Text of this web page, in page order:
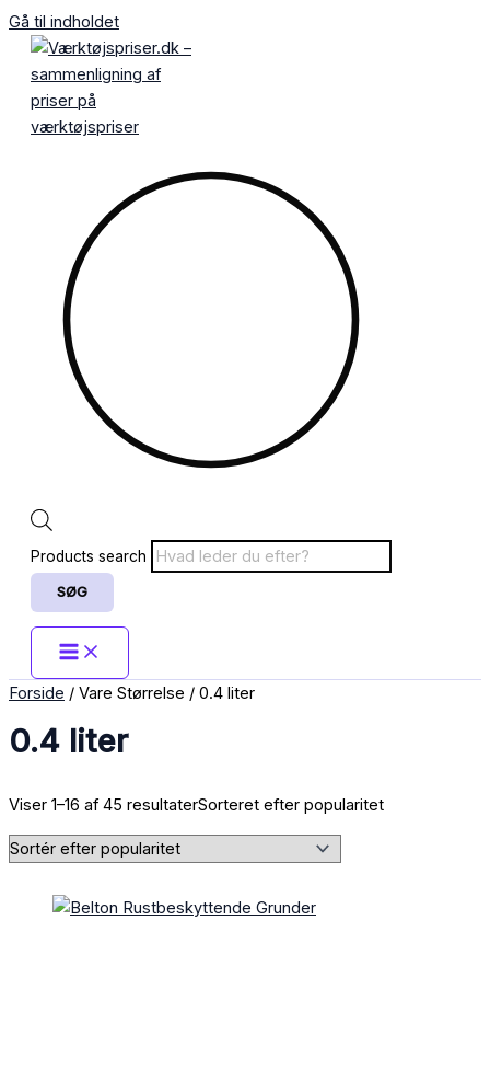
Gå til indholdet
Products search
SØG
Forside / Vare Størrelse / 0.4 liter
0.4 liter
Viser 1–16 af 45 resultaterSorteret efter popularitet